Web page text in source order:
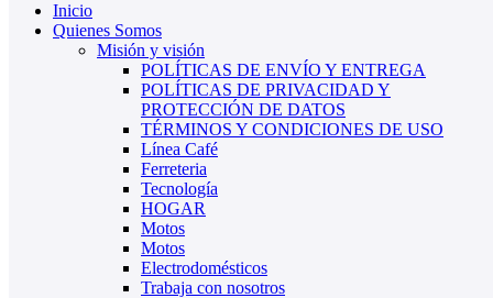
Inicio
Quienes Somos
Misión y visión
POLÍTICAS DE ENVÍO Y ENTREGA
POLÍTICAS DE PRIVACIDAD Y
PROTECCIÓN DE DATOS
TÉRMINOS Y CONDICIONES DE USO
Línea Café
Ferreteria
Tecnología
HOGAR
Motos
Motos
Electrodomésticos
Trabaja con nosotros